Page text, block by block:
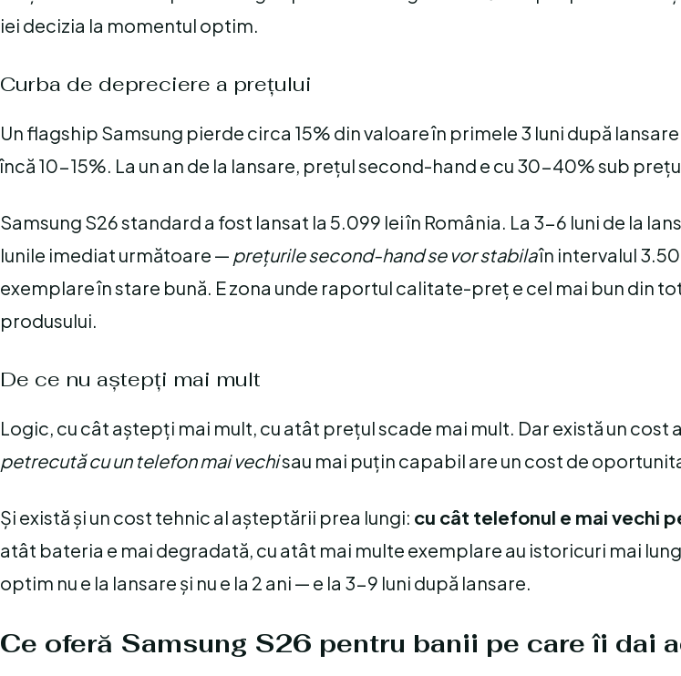
iei decizia la momentul optim.
Curba de depreciere a prețului
Un flagship Samsung pierde circa 15% din valoare în primele 3 luni după
încă 10-15%. La un an de la lansare, prețul second-hand e cu 30-40% sub
Samsung S26 standard a fost lansat la 5.099 lei în România. La 3-6 luni de la
lunile imediat următoare — prețurile second-hand se vor stabilaîn intervalul
exemplare în stare bună. E zona unde raportul calitate-preț e cel mai bun din
produsului.
De ce nu aștepți mai mult
Logic, cu cât aștepți mai mult, cu atât prețul scade mai mult. Dar există un cost
petrecută cu un telefon mai vechisau mai puțin capabil are un cost de
Și există și un cost tehnic al așteptării prea lungi: cu cât telefonul e mai vechi
atât bateria e mai degradată, cu atât mai multe exemplare au istoricuri mai
optim nu e la lansare și nu e la 2 ani — e la 3-9 luni după lansare.
Ce oferă Samsung S26 pentru banii pe care îi dai